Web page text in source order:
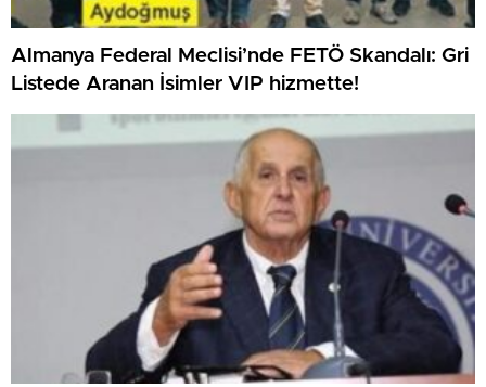
Almanya Federal Meclisi’nde FETÖ Skandalı: Gri
Listede Aranan İsimler VIP hizmette!